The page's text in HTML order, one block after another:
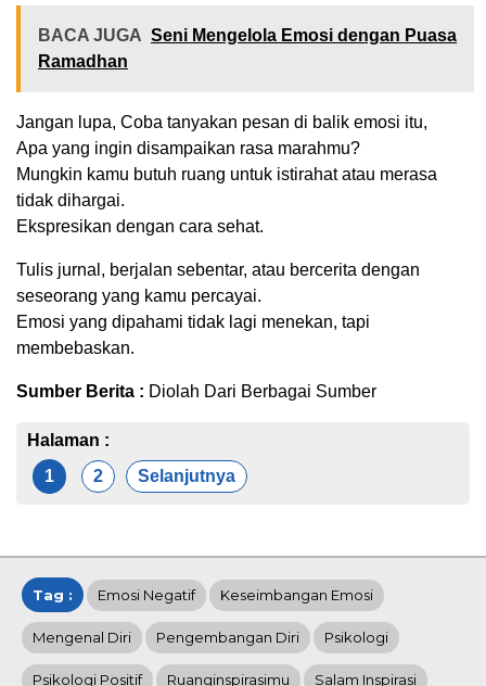
BACA JUGA Seni Mengelola Emosi dengan Puasa
Ramadhan
Jangan lupa, Coba tanyakan pesan di balik emosi itu,
Apa yang ingin disampaikan rasa marahmu?
Mungkin kamu butuh ruang untuk istirahat atau merasa
tidak dihargai.
Ekspresikan dengan cara sehat.
Tulis jurnal, berjalan sebentar, atau bercerita dengan
seseorang yang kamu percayai.
Emosi yang dipahami tidak lagi menekan, tapi
membebaskan.
Sumber Berita : Diolah Dari Berbagai Sumber
Halaman :
1
2 Selanjutnya
Tag : Emosi Negatif Keseimbangan Emosi
Mengenal Diri Pengembangan Diri Psikologi
Psikologi Positif Ruanginspirasimu Salam Inspirasi